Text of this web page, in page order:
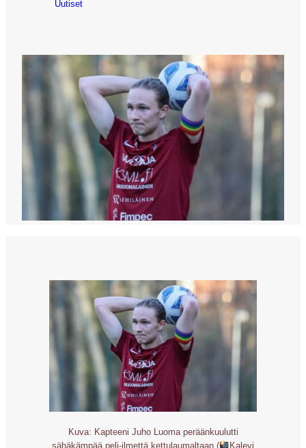
Uutiset
Kuva: Kapteeni Juho Luoma peräänkuulutti
sähäkämpää peli-ilmettä kettulaumaltaan (
Kalevi